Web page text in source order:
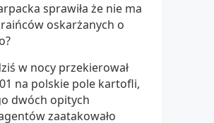
sprawiła że nie ma
oskarżanych o
w nocy przekierował
na polskie pole kartofli,
dwóch opitych
zaatakowało